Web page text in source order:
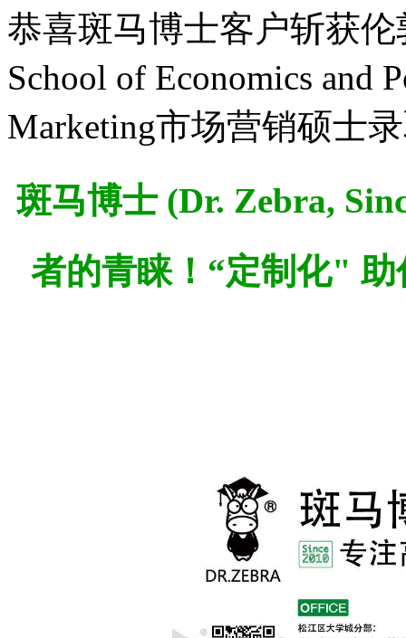
恭喜斑马博士客户斩获
School of Economics and
Marketing市场营销硕士
斑马博士 (Dr. Zebra,
者的青睐！“定制化"